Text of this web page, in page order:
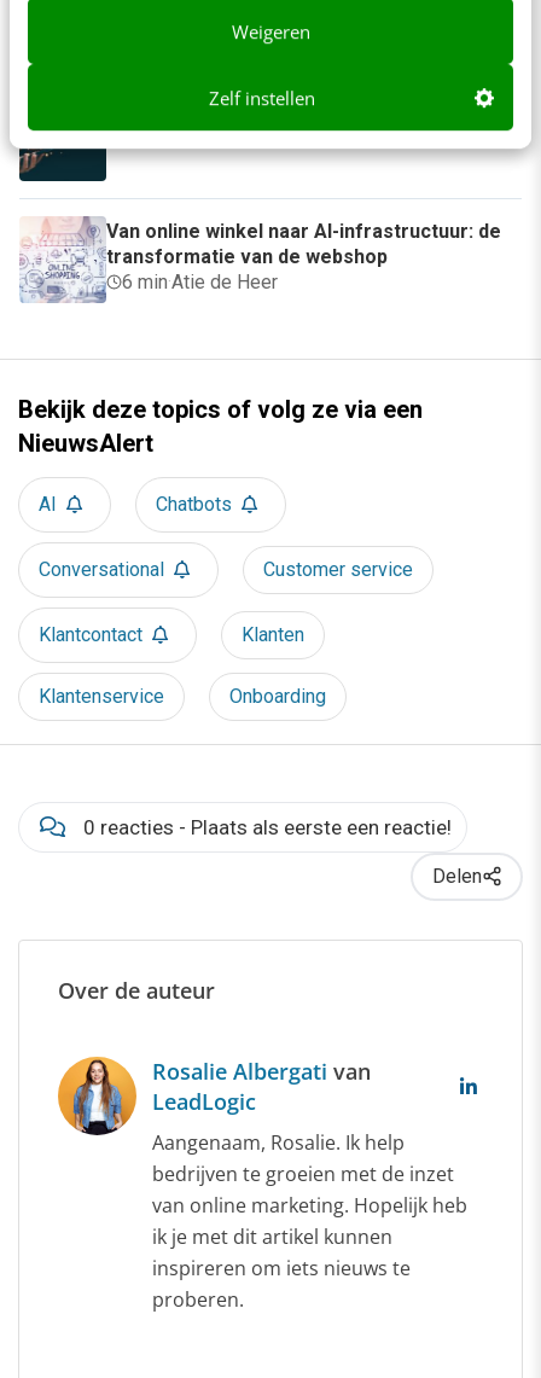
Weigeren
Zelf instellen
Erik Bouwer
AI in klantenservice: waar moet je op letten?
6 min·Steven Lemmens
Van online winkel naar AI-infrastructuur: de
transformatie van de webshop
6 min·Atie de Heer
Bekijk deze topics of volg ze via een
NieuwsAlert
AI Chatbots
Conversational Customer service
Klantcontact Klanten
Klantenservice Onboarding
0 reacties - Plaats als eerste een reactie!
Delen
Over de auteur
Rosalie Albergati van
LeadLogic
Aangenaam, Rosalie. Ik help
bedrijven te groeien met de inzet
van online marketing. Hopelijk heb
ik je met dit artikel kunnen
inspireren om iets nieuws te
proberen.